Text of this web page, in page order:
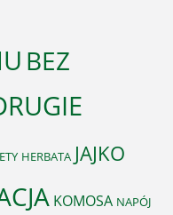
BEZ
HERBATA JAJKO
KOMOSA NAPÓJ